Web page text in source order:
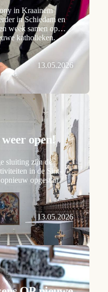
in Kraainem
in Schiedam en
week samen op
katholieken.
13.05.2026
open!
sluiting zijn de
in de Sint-
opgestart.
13.05.2026